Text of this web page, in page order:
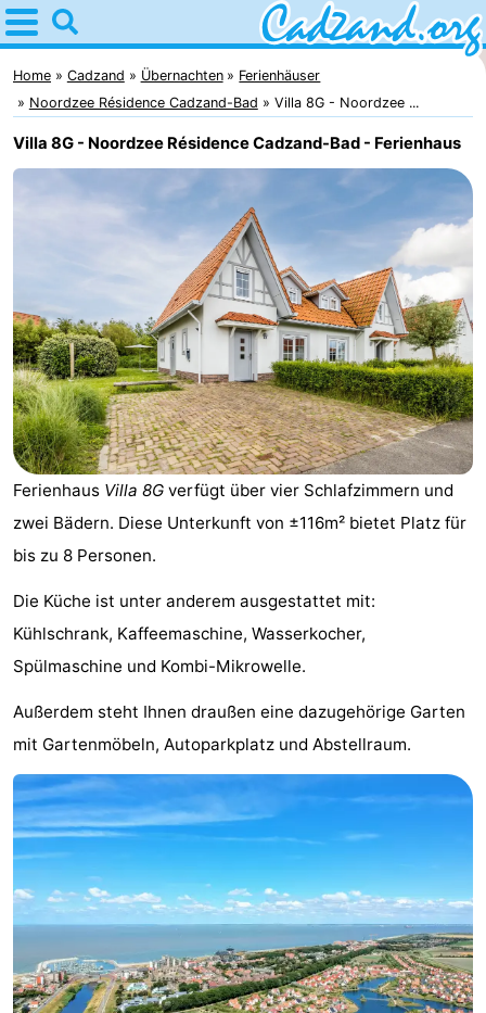
Home
Cadzand
Tipps
Für
Übernachten
Campingplätze
Ferienhäuser
-
Bad
Meersee
-
Beach
Resort
Nieuwvliet-
Bad
De
Meulinge
-
EuroParcs
Cadzand
-
Hoogduin
-
Noordzee
Résidence
Cadzand-
Bad
-
Resort
Nieuwvliet-
Bad
-
Schoneveld
-
Strand
Resort
Nieuwvliet-
Bad
-
Waterdunen
-
Zonneweelde
Zwinhoeve
Hotels
Home Cadzand Übernachten
Ferienhäuser
Noordzee Résidence Cadzand-Bad
Villa 8G - Noordzee ...
Villa 8G - Noordzee Résidence Cadzand-Bad - Ferienhaus
Ferienhaus Villa 8G verfügt über vier Schlafzimmern und
zwei Bädern. Diese Unterkunft von ±116m² bietet Platz für
bis zu 8 Personen.
Die Küche ist unter anderem ausgestattet mit:
Kühlschrank, Kaffeemaschine, Wasserkocher,
Spülmaschine und Kombi-Mikrowelle.
Außerdem steht Ihnen draußen eine dazugehörige Garten
mit Gartenmöbeln, Autoparkplatz und Abstellraum.